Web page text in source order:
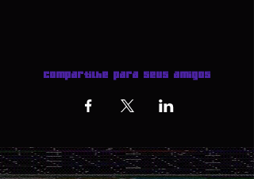
Compartilhe para seus amigos